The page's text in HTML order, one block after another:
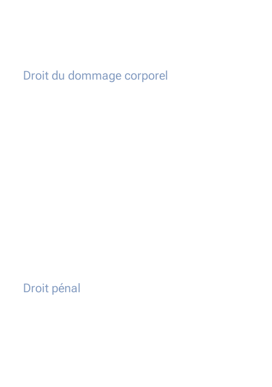
Droit du dommage corporel
Droit pénal